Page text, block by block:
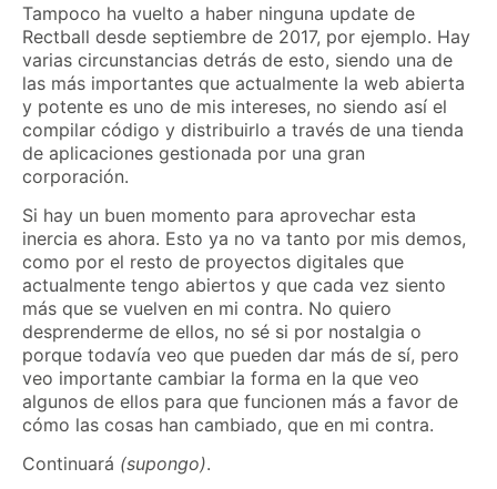
Tampoco ha vuelto a haber ninguna update de
Rectball desde septiembre de 2017, por ejemplo. Hay
varias circunstancias detrás de esto, siendo una de
las más importantes que actualmente la web abierta
y potente es uno de mis intereses, no siendo así el
compilar código y distribuirlo a través de una tienda
de aplicaciones gestionada por una gran
corporación.
Si hay un buen momento para aprovechar esta
inercia es ahora. Esto ya no va tanto por mis demos,
como por el resto de proyectos digitales que
actualmente tengo abiertos y que cada vez siento
más que se vuelven en mi contra. No quiero
desprenderme de ellos, no sé si por nostalgia o
porque todavía veo que pueden dar más de sí, pero
veo importante cambiar la forma en la que veo
algunos de ellos para que funcionen más a favor de
cómo las cosas han cambiado, que en mi contra.
Continuará (supongo).